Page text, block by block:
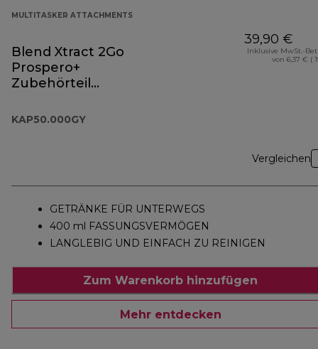
MULTITASKER ATTACHMENTS
Blend Xtract 2Go
Prospero+
Zubehörteil
KAP50.000GY
39,90 €
Inklusive MwSt.-
von 6,37 € (
Vergleichen
GETRÄNKE FÜR UNTERWEGS
400 ml FASSUNGSVERMÖGEN
LANGLEBIG UND EINFACH ZU REINIGEN
Zum Warenkorb hinzufügen
Mehr entdecken